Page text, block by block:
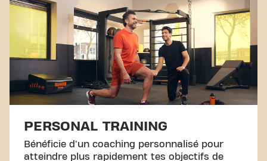
PERSONAL TRAINING
Bénéficie d'un coaching personnalisé pour
atteindre plus rapidement tes objectifs de